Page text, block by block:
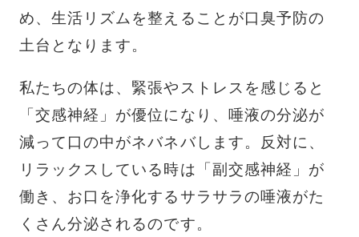
め、生活リズムを整えることが口臭予防の
土台となります。
私たちの体は、緊張やストレスを感じると
「交感神経」が優位になり、唾液の分泌が
減って口の中がネバネバします。反対に、
リラックスしている時は「副交感神経」が
働き、お口を浄化するサラサラの唾液がた
くさん分泌されるのです。